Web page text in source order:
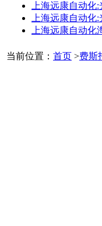
上海远康自动
上海远康自动化
上海远康自动化
当前位置： 首页 >费斯